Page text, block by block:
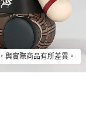
實際商品有所差異。